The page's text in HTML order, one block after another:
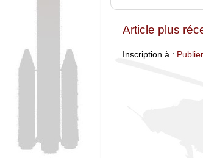
Article plus
Inscription à :